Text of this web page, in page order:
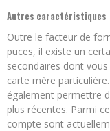
Autres caractéristiques
Outre le facteur de
puces, il existe un
secondaires dont vous
carte mère
également permettre
plus récentes. Parmi
compte sont